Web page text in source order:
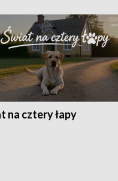
na cztery łapy